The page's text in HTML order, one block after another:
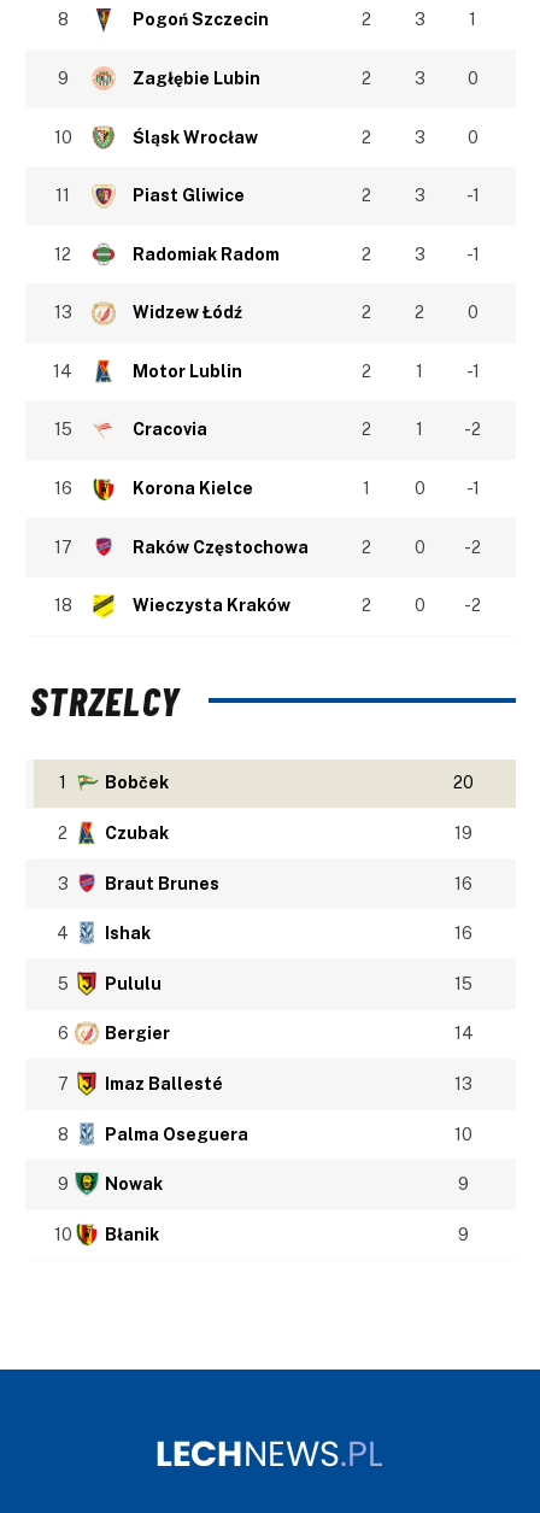
8 Pogoń Szczecin 2 3 1
9 Zagłębie Lubin 2 3 0
10 Śląsk Wrocław 2 3 0
11 Piast Gliwice 2 3 -1
12 Radomiak Radom 2 3 -1
13 Widzew Łódź 2 2 0
14 Motor Lublin 2 1 -1
15 Cracovia 2 1 -2
16 Korona Kielce 1 0 -1
17 Raków Częstochowa 2 0 -2
18 Wieczysta Kraków 2 0 -2
STRZELCY
1 Bobček 20
2 Czubak 19
3 Braut Brunes 16
4 Ishak 16
5 Pululu 15
6 Bergier 14
7 Imaz Ballesté 13
8 Palma Oseguera 10
9 Nowak 9
10 Błanik 9